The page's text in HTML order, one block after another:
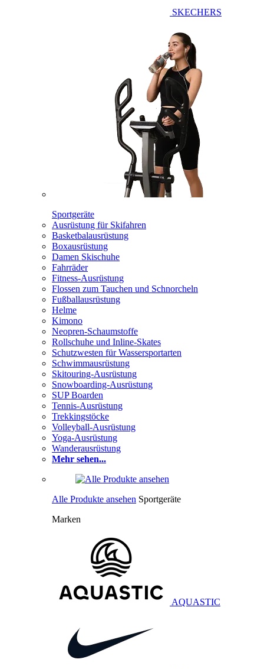
SKECHERS
Sportgeräte
Ausrüstung für Skifahren
Basketbalausrüstung
Boxausrüstung
Damen Skischuhe
Fahrräder
Fitness-Ausrüstung
Flossen zum Tauchen und Schnorcheln
Fußballausrüstung
Helme
Kimono
Neopren-Schaumstoffe
Rollschuhe und Inline-Skates
Schutzwesten für Wassersportarten
Schwimmausrüstung
Skitouring-Ausrüstung
Snowboarding-Ausrüstung
SUP Boarden
Tennis-Ausrüstung
Trekkingstöcke
Volleyball-Ausrüstung
Yoga-Ausrüstung
Wanderausrüstung
Mehr sehen...
Alle Produkte ansehen Sportgeräte
Marken
AQUASTIC